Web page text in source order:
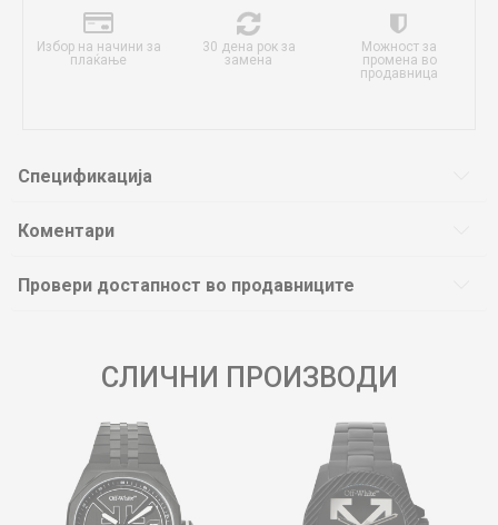
Избор на начини за
плаќање
30 дена рок за
замена
Можност за
промена во
продавница
Спецификација
Коментари
Провери достапност во продавниците
СЛИЧНИ ПРОИЗВОДИ